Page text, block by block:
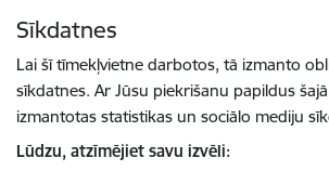
Sīkdatnes
Lai šī tīmekļvietne darbotos, tā izmanto
sīkdatnes. Ar Jūsu piekrišanu papildus
izmantotas statistikas un sociālo mediju
Lūdzu, atzīmējiet savu izvēli: